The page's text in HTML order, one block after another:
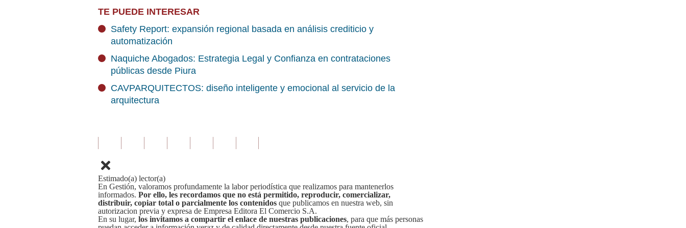
TE PUEDE INTERESAR
Safety Report: expansión regional basada en análisis crediticio y
automatización
Naquiche Abogados: Estrategia Legal y Confianza en contrataciones
públicas desde Piura
CAVPARQUITECTOS: diseño inteligente y emocional al servicio de la
arquitectura
Estimado(a) lector(a)
En Gestión, valoramos profundamente la labor periodística que realizamos para mantenerlos
informados. Por ello, les recordamos que no está permitido, reproducir, comercializar,
distribuir, copiar total o parcialmente los contenidos que publicamos en nuestra web, sin
autorizacion previa y expresa de Empresa Editora El Comercio S.A.
En su lugar, los invitamos a compartir el enlace de nuestras publicaciones, para que más personas